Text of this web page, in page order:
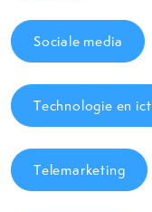
Sociale media
Technologie en ict
Telemarketing